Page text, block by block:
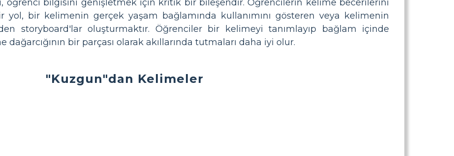
öğrenci bilgisini genişletmek için kritik bir bileşendir. Öğrencilerin kelime becerilerini
bir kelimenin gerçek yaşam bağlamında kullanımını gösteren veya kelimenin
storyboard'lar oluşturmaktır. Öğrenciler bir kelimeyi tanımlayıp bağlam içinde
bir parçası olarak akıllarında tutmaları daha iyi olur.
"Kuzgun"dan Kelimeler